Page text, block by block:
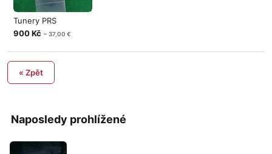
Naposledy prohlížené
Tunery PRS
900 Kč ~ 37,00 €
« Zpět